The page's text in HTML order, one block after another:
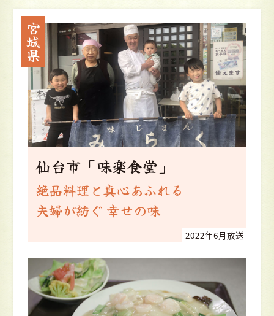
宮城県
仙台市「味楽食堂」
絶品料理と真心あふれる
夫婦が紡ぐ 幸せの味
2022年6月放送